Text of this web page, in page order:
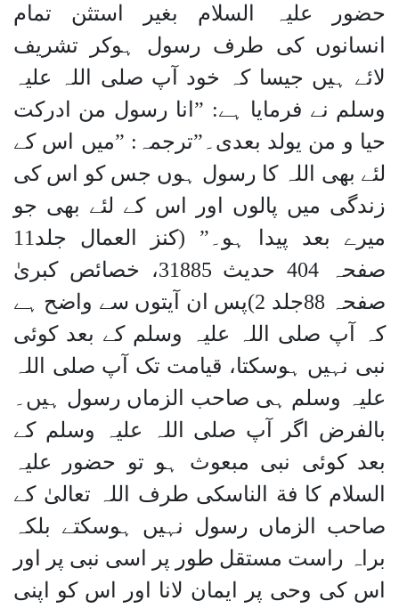
حضور علیہ السلام بغیر استثن تمام
انسانوں کی طرف رسول ہوکر تشریف
لائے ہیں جیسا کہ خود آپ صلی اللہ علیہ
وسلم نے فرمایا ہے: ”انا رسول من ادرکت
حیا و من یولد بعدی۔”ترجمہ: ”میں اس کے
لئے بھی اللہ کا رسول ہوں جس کو اس کی
زندگی میں پالوں اور اس کے لئے بھی جو
میرے بعد پیدا ہو۔” (کنز العمال جلد11
صفحہ 404 حدیث 31885، خصائص کبریٰ
صفحہ 88جلد 2)پس ان آیتوں سے واضح ہے
کہ آپ صلی اللہ علیہ وسلم کے بعد کوئی
نبی نہیں ہوسکتا، قیامت تک آپ صلی اللہ
علیہ وسلم ہی صاحب الزماں رسول ہیں۔
بالفرض اگر آپ صلی اللہ علیہ وسلم کے
بعد کوئی نبی مبعوث ہو تو حضور علیہ
السلام کا فة الناسکی طرف اللہ تعالیٰ کے
صاحب الزماں رسول نہیں ہوسکتے بلکہ
براہ راست مستقل طور پر اسی نبی پر اور
اس کی وحی پر ایمان لانا اور اس کو اپنی